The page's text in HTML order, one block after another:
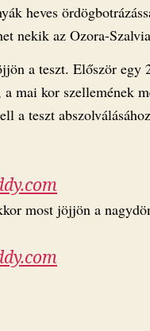
heves
nekik az Ozora-
a teszt. Először egy
mai kor szellemének
a teszt
most jöjjön a